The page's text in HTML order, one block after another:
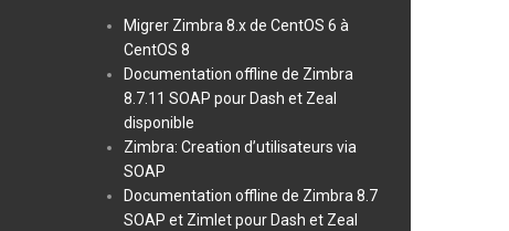
Migrer Zimbra 8.x de CentOS 6 à
CentOS 8
Documentation offline de Zimbra
8.7.11 SOAP pour Dash et Zeal
disponible
Zimbra: Creation d’utilisateurs via
SOAP
Documentation offline de Zimbra 8.7
SOAP et Zimlet pour Dash et Zeal